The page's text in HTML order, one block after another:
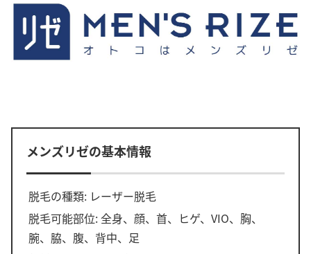
メンズリゼの基本情報
脱毛の種類: レーザー脱毛
脱毛可能部位: 全身、顔、首、ヒゲ、VIO、胸、
腕、脇、腹、背中、足